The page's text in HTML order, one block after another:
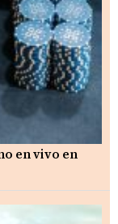
en vivo en